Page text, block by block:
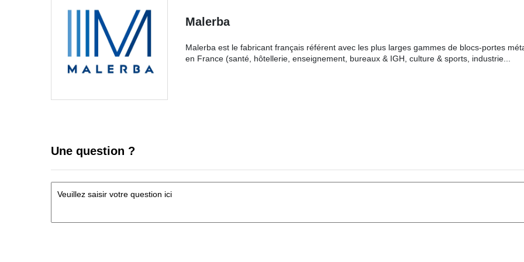
Malerba
Malerba est le fabricant français référent avec les plus larges gammes de blocs-portes
en France (santé, hôtellerie, enseignement, bureaux & IGH, culture & sports, industrie...
Une question ?